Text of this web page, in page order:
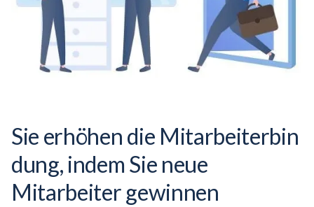
Sie erhöhen die Mitarbeiterbin
dung, indem Sie neue
Mitarbeiter gewinnen